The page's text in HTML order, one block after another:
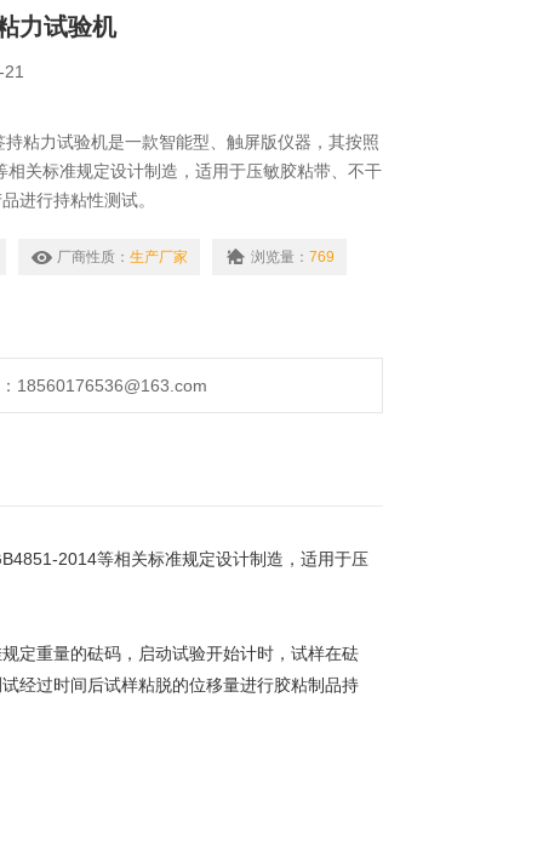
力试验机
粘力试验机是一款智能型、触屏版仪器，其按照
相关标准规定设计制造，适用于压敏胶粘带、不干
进行持粘性测试。
厂商性质： 生产厂家 浏览量： 769
18560176536@163.com
2014等相关标准规定设计制造，适用于压
定重量的砝码，启动试验开始计时，试样在砝
经过时间后试样粘脱的位移量进行胶粘制品持